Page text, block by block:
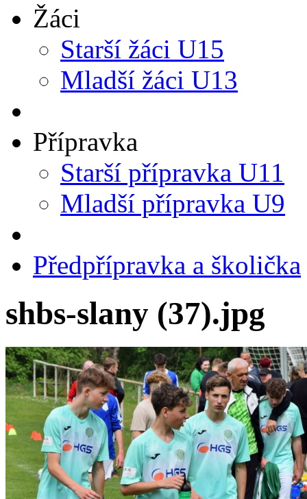
Žáci
Starší žáci U15
Mladší žáci U13
Přípravka
Starší přípravka U11
Mladší přípravka U9
Předpřípravka a školička
shbs-slany (37).jpg